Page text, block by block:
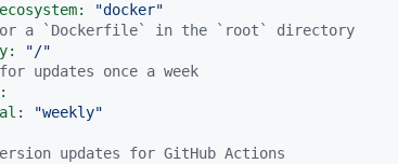
"docker"
a `Dockerfile` in the `root` directory
"/"
updates once a week
"weekly"
updates for GitHub Actions